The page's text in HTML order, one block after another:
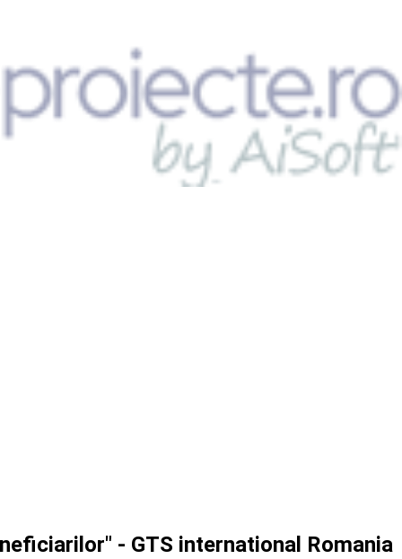
- GTS international Romania